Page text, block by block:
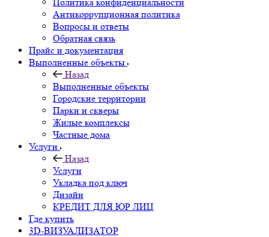
Антикоррупционная политика
Вопросы и ответы
Обратная связь
Прайс и документация
Выполненные объекты
Назад
Выполненные объекты
Городские территории
Парки и скверы
Жилые комплексы
Частные дома
Услуги
Назад
Услуги
Укладка под ключ
Дизайн
КРЕДИТ ДЛЯ ЮР ЛИЦ
Где купить
3D-ВИЗУАЛИЗАТОР